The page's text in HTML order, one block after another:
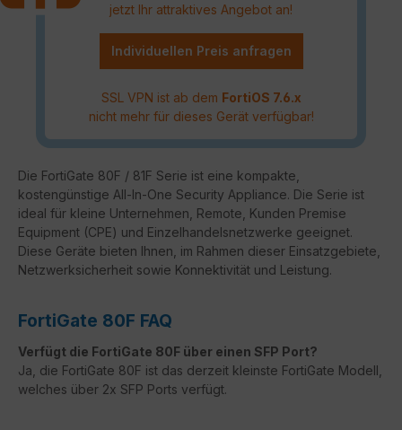
jetzt Ihr attraktives Angebot an!
Individuellen Preis anfragen
SSL VPN ist ab dem FortiOS 7.6.x
nicht mehr für dieses Gerät verfügbar!
Die FortiGate 80F / 81F Serie ist eine kompakte,
kostengünstige All-In-One Security Appliance. Die Serie ist
ideal für kleine Unternehmen, Remote, Kunden Premise
Equipment (CPE) und Einzelhandelsnetzwerke geeignet.
Diese Geräte bieten Ihnen, im Rahmen dieser Einsatzgebiete,
Netzwerksicherheit sowie Konnektivität und Leistung.
FortiGate 80F FAQ
Verfügt die FortiGate 80F über einen SFP Port?
Ja, die FortiGate 80F ist das derzeit kleinste FortiGate Modell,
welches über 2x SFP Ports verfügt.